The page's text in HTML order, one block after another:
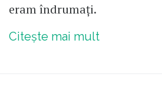
eram îndrumați.
Citește mai mult